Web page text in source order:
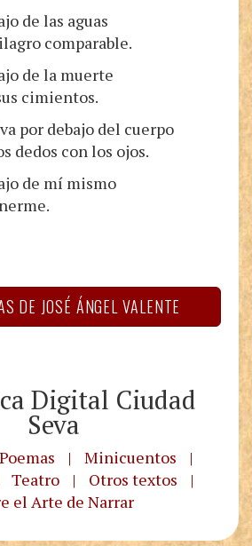
de las aguas
comparable.
de la muerte
cimientos.
por debajo del cuerpo
dedos con los ojos.
de mí mismo
DE JOSÉ ÁNGEL VALENTE
Digital Ciudad
Seva
Poemas | Minicuentos
|
Teatro | Otros textos
|
el Arte de Narrar